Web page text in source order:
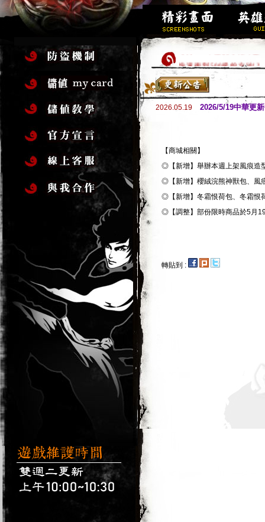
每月188，虛寶享用不盡
快速衝到500級的方法!?
求好籤過好年，玩遊戲
高級金裝加碼送，新手
歡迎新手加入，創角立
馬年行大運，虛寶大方
全套16件完美金裝，立
2026.05.19 2026/5/19中華更
【商城相關】
◎【新增】舉辦本週上架風痕造
◎【新增】櫻絨浣熊神獸包、風
◎【新增】冬霜恨荷包、冬霜恨
◎【調整】部份限時商品於5月
轉貼到 :